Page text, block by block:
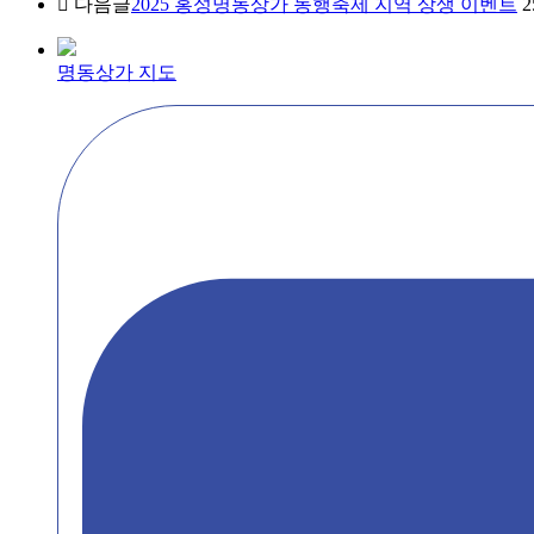
다음글2025 홍성명동상가 동행축제 지역 상생 이벤트
명동상가 지도